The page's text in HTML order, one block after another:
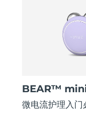
BEAR™
微电流护理入门